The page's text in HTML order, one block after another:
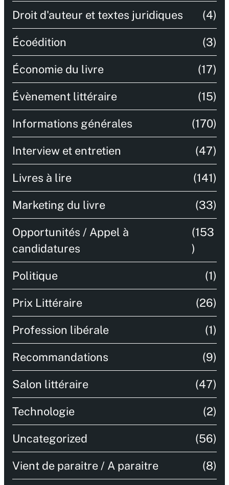
Droit d'auteur et textes juridiques (4)
Écoédition (3)
Économie du livre (17)
Évènement littéraire (15)
Informations générales (170)
Interview et entretien (47)
Livres à lire (141)
Marketing du livre (33)
Opportunités / Appel à
candidatures
(153
)
Politique (1)
Prix Littéraire (26)
Profession libérale (1)
Recommandations (9)
Salon littéraire (47)
Technologie (2)
Uncategorized (56)
Vient de paraitre / A paraitre (8)